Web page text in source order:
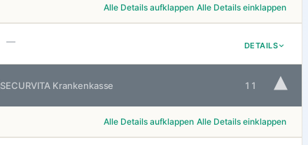
Alle Details aufklappen Alle Details einklappen
DETAILS
—
SECURVITA Krankenkasse 11 ▾
Alle Details aufklappen Alle Details einklappen